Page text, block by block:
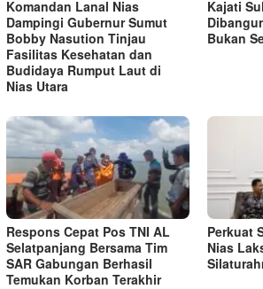
Komandan Lanal Nias
Dampingi Gubernur Sumut
Bobby Nasution Tinjau
Fasilitas Kesehatan dan
Budidaya Rumput Laut di
Nias Utara
Kajati
Bukan
Respons Cepat Pos TNI AL
Selatpanjang Bersama Tim
SAR Gabungan Berhasil
Temukan Korban Terakhir
Perkuat
Nias